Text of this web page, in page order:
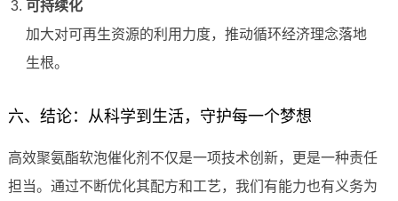
可持续化
加大对可再生资源的利用力度，推动循环经济理念落地
生根。
六、结论：从科学到生活，守护每一个梦想
高效聚氨酯软泡催化剂不仅是一项技术创新，更是一种责任
担当。通过不断优化其配方和工艺，我们有能力也有义务为